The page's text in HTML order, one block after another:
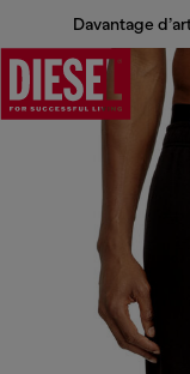
Davantage